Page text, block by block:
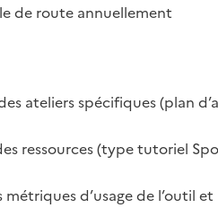
de route annuellement
ateliers spécifiques (plan
ressources (type tutoriel
métriques d’usage de l’outil